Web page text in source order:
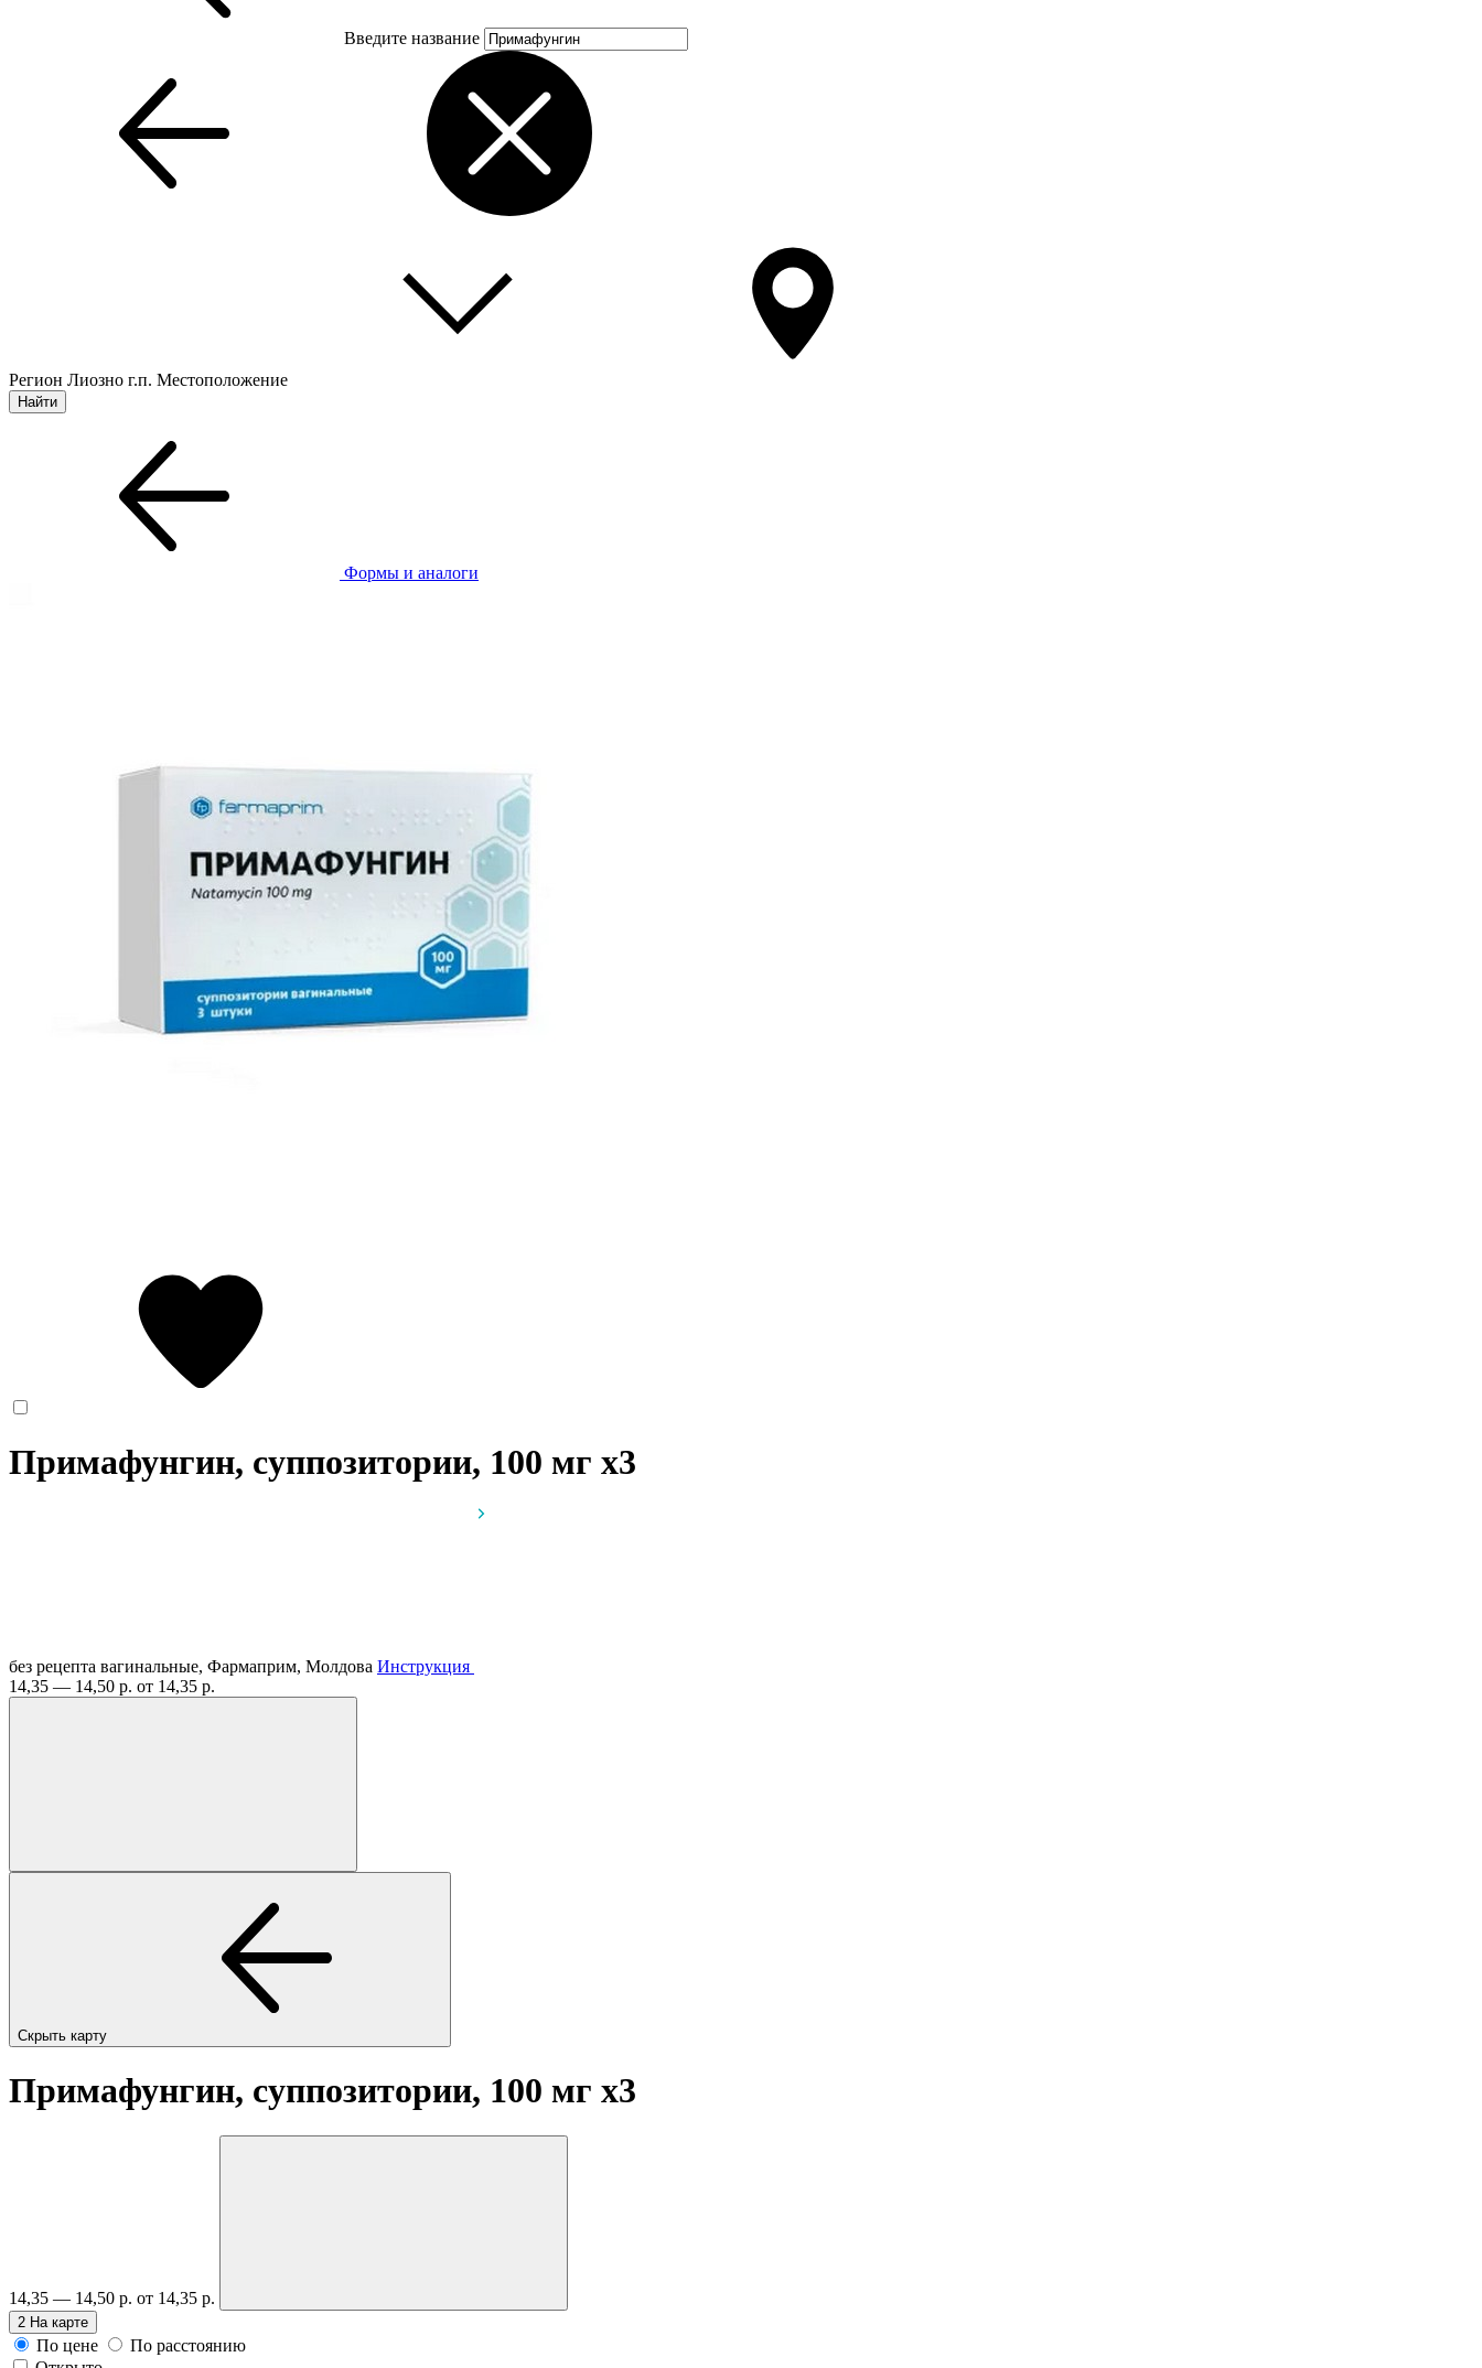
Введите название
Регион Лиозно г.п. Местоположение
Формы и аналоги
Примафунгин, суппозитории, 100 мг x3
без рецепта вагинальные, Фармаприм, Молдова Инструкция
14,35 — 14,50 р. от 14,35 р.
Скрыть карту
Примафунгин, суппозитории, 100 мг x3
14,35 — 14,50 р. от 14,35 р.
2 На карте
По цене
По расстоянию